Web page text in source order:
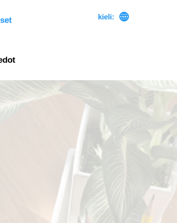
kieli: 